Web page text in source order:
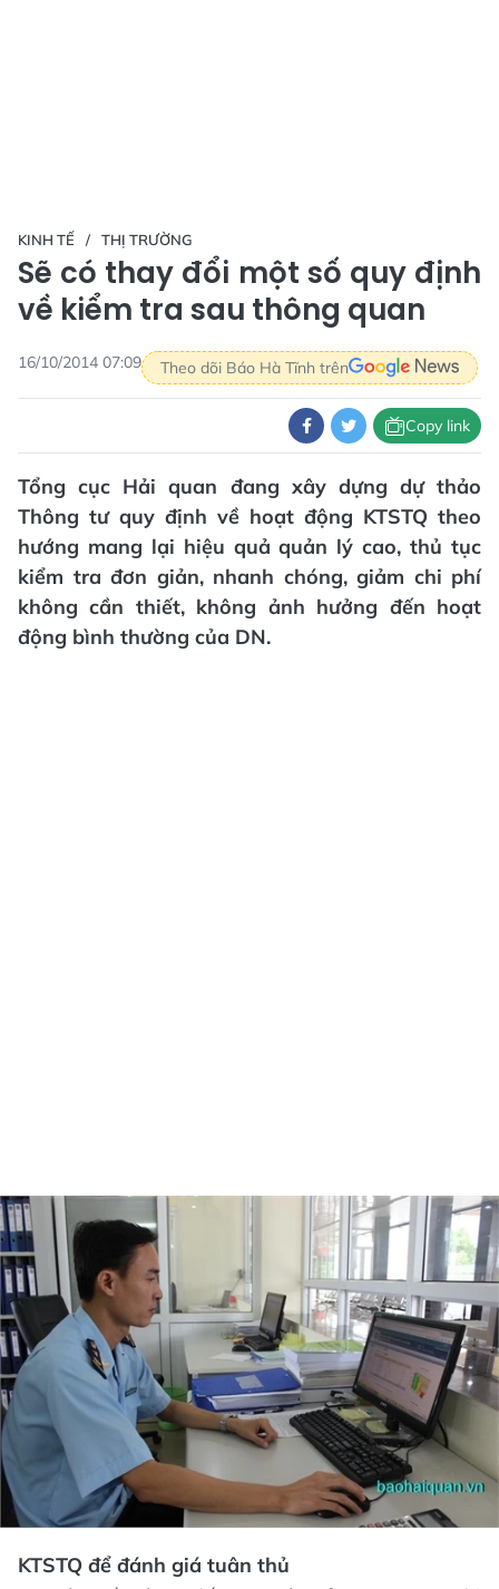
KINH TẾ THỊ TRƯỜNG
Sẽ có thay đổi một số quy định
về kiểm tra sau thông quan
16/10/2014 07:09 Theo dõi Báo Hà Tĩnh trên
Copy link
Tổng cục Hải quan đang xây dựng dự thảo
Thông tư quy định về hoạt động KTSTQ theo
hướng mang lại hiệu quả quản lý cao, thủ tục
kiểm tra đơn giản, nhanh chóng, giảm chi phí
không cần thiết, không ảnh hưởng đến hoạt
động bình thường của DN.
KTSTQ để đánh giá tuân thủ